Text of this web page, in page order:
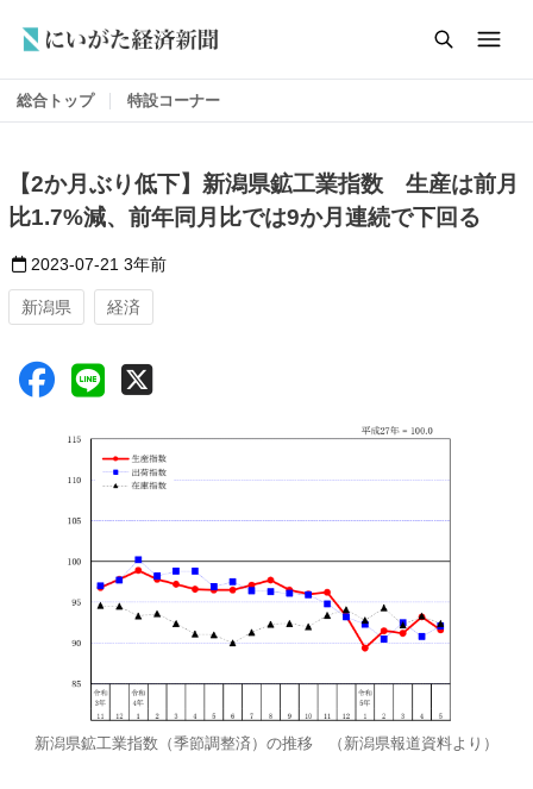
総合トップ 特設コーナー
【2か月ぶり低下】新潟県鉱工業指数 生産は前月
比1.7%減、前年同月比では9か月連続で下回る
2023-07-21 3年前
新潟県 経済
新潟県鉱工業指数（季節調整済）の推移 （新潟県報道資料より）